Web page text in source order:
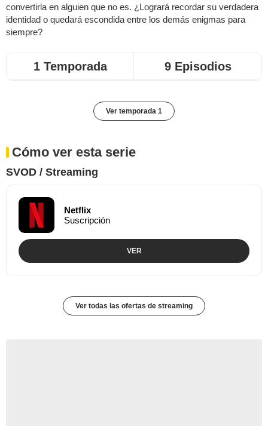
convertirla en alguien que no es. ¿Logrará recordar su verdadera
identidad o quedará escondida entre los demás enigmas para
siempre?
1 Temporada 9 Episodios
Ver temporada 1
Cómo ver esta serie
SVOD / Streaming
Netflix
Suscripción
VER
Ver todas las ofertas de streaming